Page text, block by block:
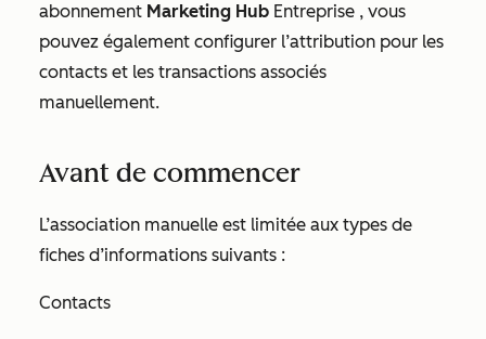
abonnement Marketing Hub Entreprise , vous
pouvez également configurer l’attribution pour les
contacts et les transactions associés
manuellement.
Avant de commencer
L’association manuelle est limitée aux types de
fiches d’informations suivants :
Contacts